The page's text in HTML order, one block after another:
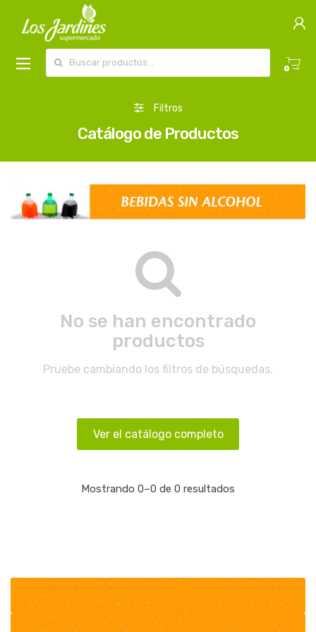
0
Filtros
Catálogo de Productos
No se han encontrado
productos
Pruebe cambiando los filtros de búsquedas.
Ver el catálogo completo
Mostrando 0–0 de 0 resultados